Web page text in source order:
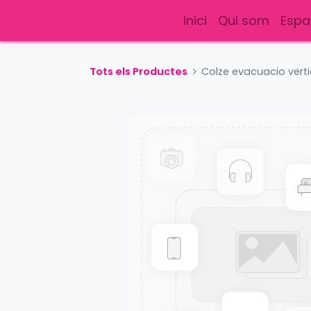
Inici Qui som
Tots els Productes Colze evacuacio